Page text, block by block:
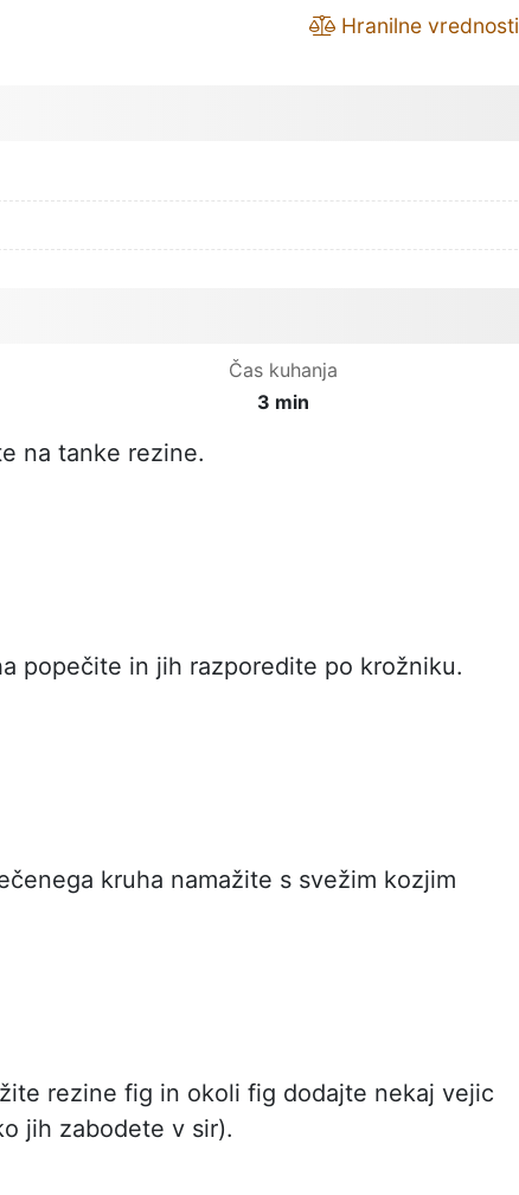
Hranilne vrednosti
Čas kuhanja
3 min
na tanke rezine.
popečite in jih razporedite po krožniku.
kruha namažite s svežim kozjim
rezine fig in okoli fig dodajte nekaj vejic
jih zabodete v sir).